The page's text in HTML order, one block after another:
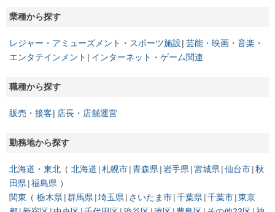
業種から探す
レジャー・アミューズメント・スポーツ施設 芸能・映画・音楽・
エンタテインメント
インターネット・ゲーム関連
職種から探す
販売・接客 店長・店舗運営
勤務地から探す
北海道・東北 北海道 札幌市 青森県 岩手県 宮城県 仙台市 秋
田県 福島県
関東
栃木県 群馬県 埼玉県 さいたま市 千葉県 千葉市 東京